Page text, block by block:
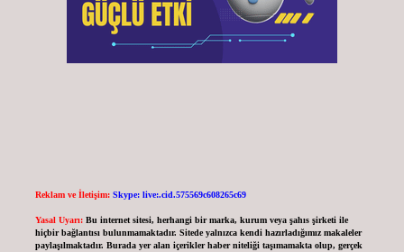
Reklam ve İletişim: Skype: live:.cid.575569c608265c69
Yasal Uyarı: Bu internet sitesi, herhangi bir marka, kurum veya şahıs şirketi ile
hiçbir bağlantısı bulunmamaktadır. Sitede yalnızca kendi hazırladığımız makaleler
paylaşılmaktadır. Burada yer alan içerikler haber niteliği taşımamakta olup, gerçek